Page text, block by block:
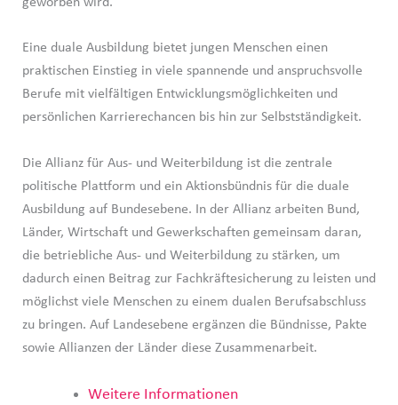
Eine duale Ausbildung bietet jungen Menschen einen
praktischen Einstieg in viele spannende und anspruchsvolle
Berufe mit vielfältigen Entwicklungsmöglichkeiten und
persönlichen Karrierechancen bis hin zur Selbstständigkeit.
Die Allianz für Aus- und Weiterbildung ist die zentrale
politische Plattform und ein Aktionsbündnis für die duale
Ausbildung auf Bundesebene. In der Allianz arbeiten Bund,
Länder, Wirtschaft und Gewerkschaften gemeinsam daran,
die betriebliche Aus- und Weiterbildung zu stärken, um
dadurch einen Beitrag zur Fachkräftesicherung zu leisten und
möglichst viele Menschen zu einem dualen Berufsabschluss
zu bringen. Auf Landesebene ergänzen die Bündnisse, Pakte
sowie Allianzen der Länder diese Zusammenarbeit.
Weitere Informationen